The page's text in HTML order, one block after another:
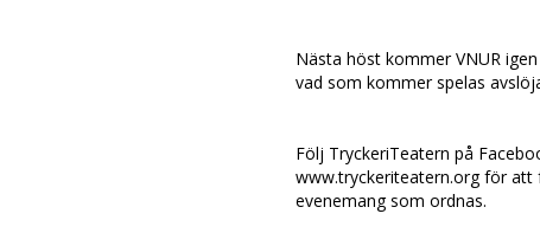
Nästa höst kommer VNUR
vad som kommer spelas
Följ TryckeriTeatern på
www.tryckeriteatern.org för
evenemang som ordnas.